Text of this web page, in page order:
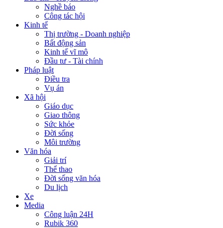
Nghề báo
Công tác hội
Kinh tế
Thị trường - Doanh nghiệp
Bất động sản
Kinh tế vĩ mô
Đầu tư - Tài chính
Pháp luật
Điều tra
Vụ án
Xã hội
Giáo dục
Giao thông
Sức khỏe
Đời sống
Môi trường
Văn hóa
Giải trí
Thể thao
Đời sống văn hóa
Du lịch
Xe
Media
Công luận 24H
Rubik 360